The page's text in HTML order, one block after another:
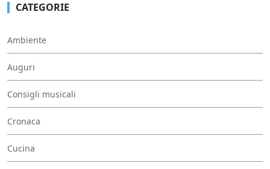
CATEGORIE
Ambiente
Auguri
Consigli musicali
Cronaca
Cucina